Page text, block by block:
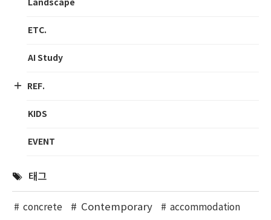
Landscape
ETC.
AI Study
REF.
KIDS
EVENT
태그
concrete Contemporary accommodation